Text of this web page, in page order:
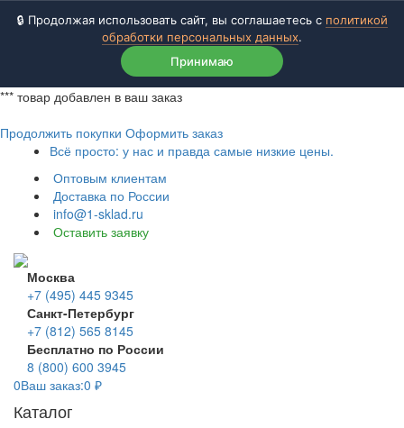
🔒 Продолжая использовать сайт, вы соглашаетесь с политикой
обработки персональных данных.
Принимаю
*** товар добавлен в ваш заказ
Продолжить покупки Оформить заказ
Всё просто: у нас и правда самые низкие цены.
Оптовым клиентам
Доставка по России
info@1-sklad.ru
Оставить заявку
Москва
+7 (495) 445 9345
Санкт-Петербург
+7 (812) 565 8145
Бесплатно по России
8 (800) 600 3945
0Ваш заказ:0 ₽
Каталог